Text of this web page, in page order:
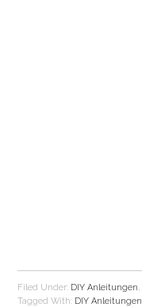
Filed Under: DIY Anleitungen
Tagged With: DIY Anleitungen